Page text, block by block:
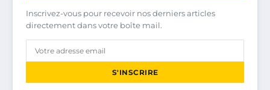
Inscrivez-vous pour recevoir nos derniers articles
directement dans votre boîte mail.
S'INSCRIRE